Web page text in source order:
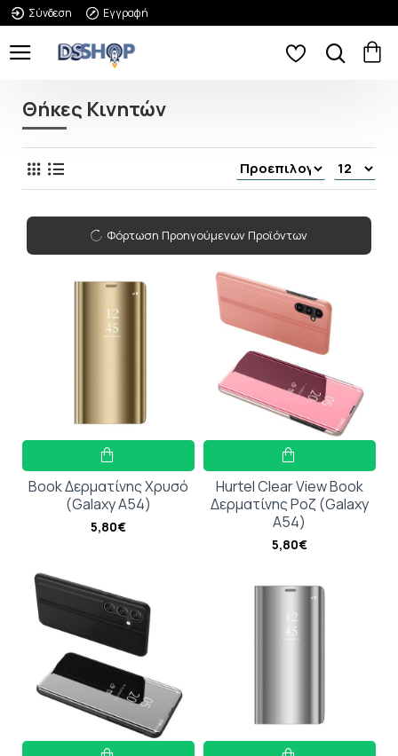
Σύνδεση Εγγραφή
Θήκες Κινητών
Φόρτωση Προηγούμενων Προϊόντων
Book Δερματίνης Χρυσό
(Galaxy A54)
5,80€
Hurtel Clear View Book
Δερματίνης Ροζ (Galaxy
A54)
5,80€